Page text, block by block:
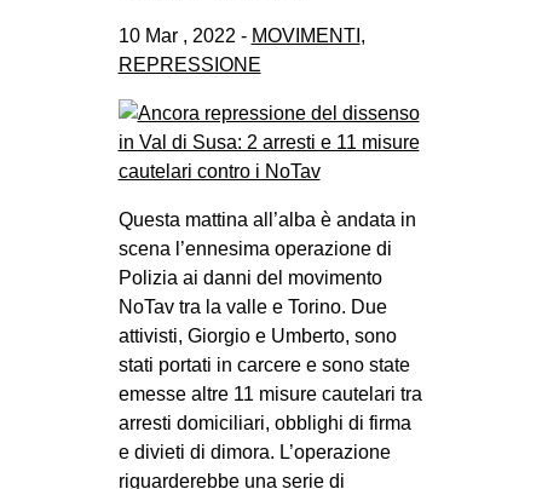
10 Mar , 2022 - MOVIMENTI ,
REPRESSIONE
Questa mattina all’alba è andata in
scena l’ennesima operazione di
Polizia ai danni del movimento
NoTav tra la valle e Torino. Due
attivisti, Giorgio e Umberto, sono
stati portati in carcere e sono state
emesse altre 11 misure cautelari tra
arresti domiciliari, obblighi di firma
e divieti di dimora. L’operazione
riguarderebbe una serie di